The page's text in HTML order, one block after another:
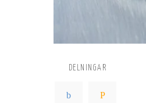
DELNINGAR